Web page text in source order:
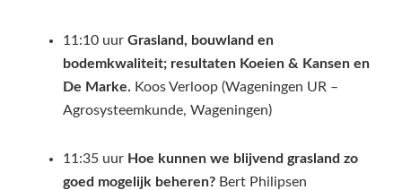
11:10 uur Grasland, bouwland en
bodemkwaliteit; resultaten Koeien & Kansen en
De Marke. Koos Verloop (Wageningen UR –
Agrosysteemkunde, Wageningen)
11:35 uur Hoe kunnen we blijvend grasland zo
goed mogelijk beheren? Bert Philipsen